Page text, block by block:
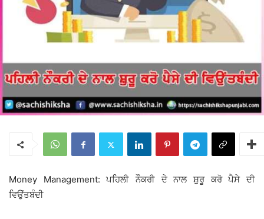
Money Management: ਪਹਿਲੀ ਨੌਕਰੀ ਦੇ ਨਾਲ ਸ਼ੁਰੂ ਕਰੋ ਪੈਸੇ ਦੀ
ਵਿਉਂਤਬੰਦੀ